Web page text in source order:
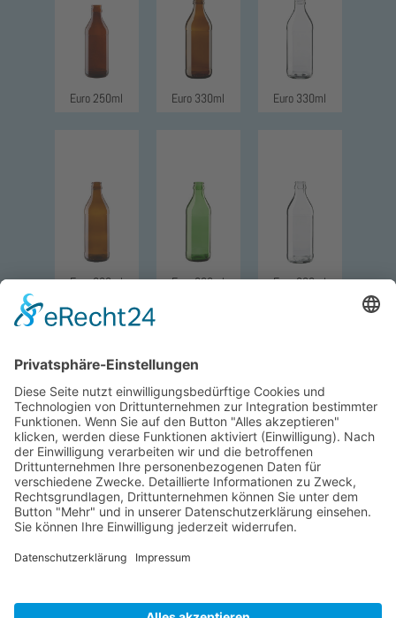
Euro 250ml Euro 330ml Euro 330ml
Euro 330ml Euro 330ml Euro 330ml
Euro 500ml Euro 500ml Euro 750ml